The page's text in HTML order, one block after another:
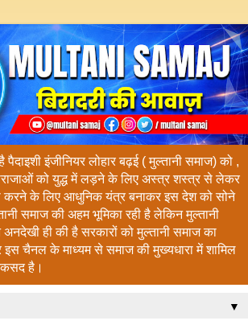
इंजीनियर लोहार बढ़ई ( मुल्तानी समाज) को ,
को युद्ध में लड़ने के लिए अस्त्र शस्त्र से लेकर
करने के लिए आधुनिक यंत्र बनाकर इस देश को सोने
समाज की अहम भूमिका रही है लेकिन मुल्तानी
ही की है सरकारों को मुल्तानी समाज का
इस चैनल के माध्यम से समाज की मुख्यधारा में शामिल
है।
▼